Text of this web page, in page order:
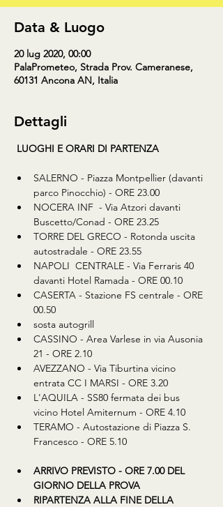
Data & Luogo
20 lug 2020, 00:00
PalaPrometeo, Strada Prov. Cameranese,
60131 Ancona AN, Italia
Dettagli
LUOGHI E ORARI DI PARTENZA
SALERNO - Piazza Montpellier (davanti
parco Pinocchio) - ORE 23.00
NOCERA INF  - Via Atzori davanti
Buscetto/Conad - ORE 23.25
TORRE DEL GRECO - Rotonda uscita
autostradale - ORE 23.55
NAPOLI  CENTRALE - Via Ferraris 40
davanti Hotel Ramada - ORE 00.10
CASERTA - Stazione FS centrale - ORE
00.50
sosta autogrill
CASSINO - Area Varlese in via Ausonia
21 - ORE 2.10
AVEZZANO - Via Tiburtina vicino
entrata CC I MARSI - ORE 3.20
L'AQUILA - SS80 fermata dei bus
vicino Hotel Amiternum - ORE 4.10
TERAMO - Autostazione di Piazza S.
Francesco - ORE 5.10
ARRIVO PREVISTO - ORE 7.00 DEL
GIORNO DELLA PROVA
RIPARTENZA ALLA FINE DELLA